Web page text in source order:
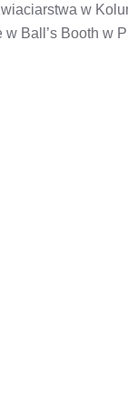
w
Ball’s Booth w